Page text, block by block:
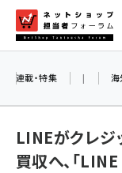
ン
連載・特集 | 海
LINEがクレジ
買収へ、「